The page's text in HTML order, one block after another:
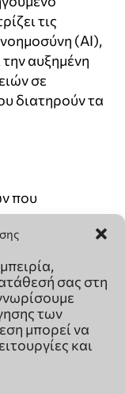
σας στη
των
μπορεί να
και